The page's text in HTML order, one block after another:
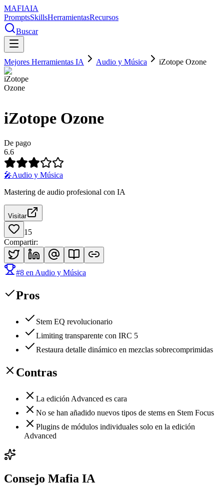
MAFIAIA
PromptsSkillsHerramientasRecursos
Buscar
Mejores Herramientas IA Audio y Música iZotope Ozone
iZotope Ozone
De pago
6.6
🎤Audio y Música
Mastering de audio profesional con IA
Visitar
15
Compartir:
#8 en Audio y Música
Pros
Stem EQ revolucionario
Limiting transparente con IRC 5
Restaura detalle dinámico en mezclas sobrecomprimidas
Contras
La edición Advanced es cara
No se han añadido nuevos tipos de stems en Stem Focus
Plugins de módulos individuales solo en la edición
Advanced
Consejo Mafia IA